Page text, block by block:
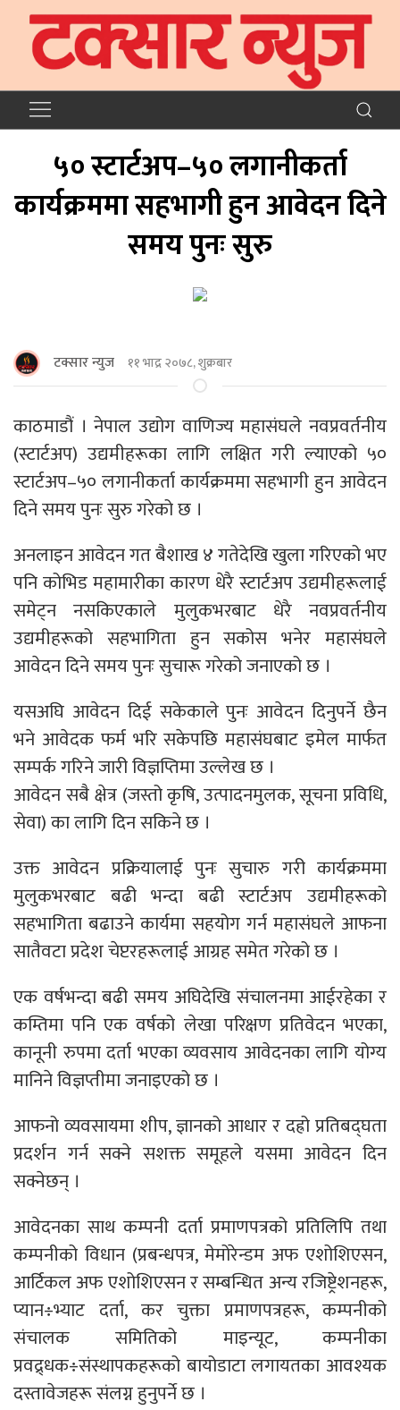
५० स्टार्टअप–५० लगानीकर्ता
कार्यक्रममा सहभागी हुन आवेदन दिने
समय पुनः सुरु
टक्सार न्युज ११ भाद्र २०७८, शुक्रबार
काठमाडौं । नेपाल उद्योग वाणिज्य महासंघले नवप्रवर्तनीय
(स्टार्टअप) उद्यमीहरूका लागि लक्षित गरी ल्याएको ५०
स्टार्टअप–५० लगानीकर्ता कार्यक्रममा सहभागी हुन आवेदन
दिने समय पुनः सुरु गरेको छ ।
अनलाइन आवेदन गत बैशाख ४ गतेदेखि खुला गरिएको भए
पनि कोभिड महामारीका कारण धेरै स्टार्टअप उद्यमीहरूलाई
समेट्न नसकिएकाले मुलुकभरबाट धेरै नवप्रवर्तनीय
उद्यमीहरूको सहभागिता हुन सकोस भनेर महासंघले
आवेदन दिने समय पुनः सुचारू गरेको जनाएको छ ।
यसअघि आवेदन दिई सकेकाले पुनः आवेदन दिनुपर्ने छैन
भने आवेदक फर्म भरि सकेपछि महासंघबाट इमेल मार्फत
सम्पर्क गरिने जारी विज्ञप्तिमा उल्लेख छ ।
आवेदन सबै क्षेत्र (जस्तो कृषि, उत्पादनमुलक, सूचना प्रविधि,
सेवा) का लागि दिन सकिने छ ।
उक्त आवेदन प्रक्रियालाई पुनः सुचारु गरी कार्यक्रममा
मुलुकभरबाट बढी भन्दा बढी स्टार्टअप उद्यमीहरूको
सहभागिता बढाउने कार्यमा सहयोग गर्न महासंघले आफना
सातैवटा प्रदेश चेप्टरहरूलाई आग्रह समेत गरेको छ ।
एक वर्षभन्दा बढी समय अघिदेखि संचालनमा आईरहेका र
कम्तिमा पनि एक वर्षको लेखा परिक्षण प्रतिवेदन भएका,
कानूनी रुपमा दर्ता भएका व्यवसाय आवेदनका लागि योग्य
मानिने विज्ञप्तीमा जनाइएको छ ।
आफनो व्यवसायमा शीप, ज्ञानको आधार र दह्रो प्रतिबद्घता
प्रदर्शन गर्न सक्ने सशक्त समूहले यसमा आवेदन दिन
सक्नेछन् ।
आवेदनका साथ कम्पनी दर्ता प्रमाणपत्रको प्रतिलिपि तथा
कम्पनीको विधान (प्रबन्धपत्र, मेमोरेन्डम अफ एशोशिएसन,
आर्टिकल अफ एशोशिएसन र सम्बन्धित अन्य रजिष्ट्रेशनहरू,
प्यान÷भ्याट दर्ता, कर चुक्ता प्रमाणपत्रहरू, कम्पनीको
संचालक समितिको माइन्यूट, कम्पनीका
प्रवद्र्धक÷संस्थापकहरूको बायोडाटा लगायतका आवश्यक
दस्तावेजहरू संलग्न हुनुपर्ने छ ।